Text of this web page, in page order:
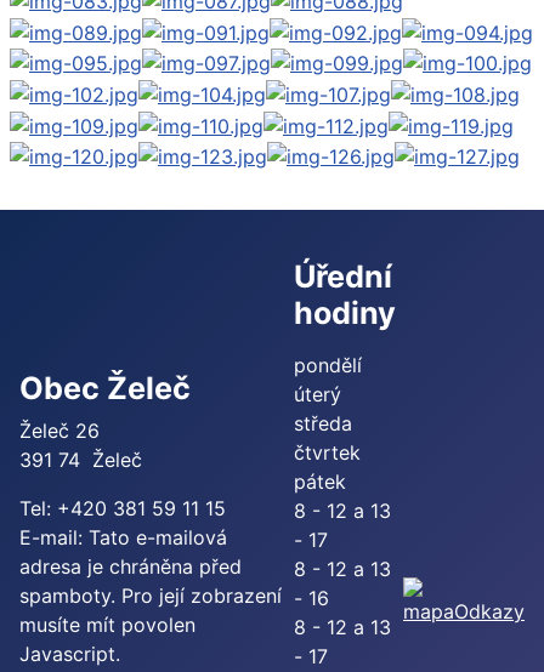
Obec Želeč
Želeč 26
391 74 Želeč
Tel: +420 381 59 11 15
E-mail: Tato e-mailová
adresa je chráněna před
spamboty. Pro její zobrazení
musíte mít povolen
Javascript.
Úřední
hodiny
pondělí
úterý
středa
čtvrtek
pátek
8 - 12 a 13
- 17
8 - 12 a 13
- 16
8 - 12 a 13
- 17
Odkazy